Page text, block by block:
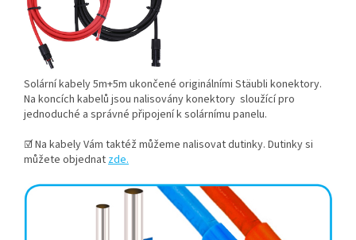
Solární kabely 5m+5m ukončené originálními Stäubli konektory.
Na koncích kabelů jsou nalisovány konektory sloužící pro
jednoduché a správné připojení k solárnímu panelu.
☑ Na kabely Vám taktéž můžeme nalisovat dutinky. Dutinky si
můžete objednat zde.